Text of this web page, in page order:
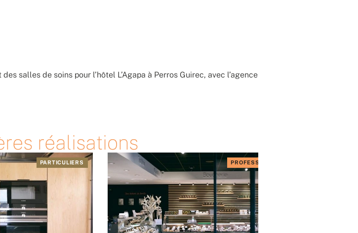
salles de soins pour l’hôtel L’Agapa à Perros Guirec, avec l’agence
réalisations
PARTICULIERS PROFESSIONNELS